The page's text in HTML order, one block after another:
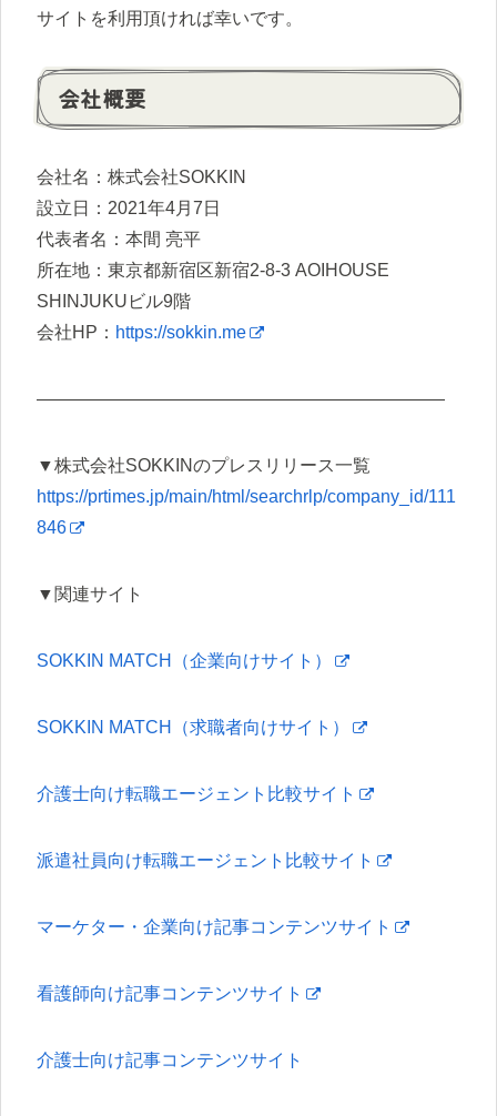
サイトを利用頂ければ幸いです。
会社概要
会社名：株式会社SOKKIN
設立日：2021年4月7日
代表者名：本間 亮平
所在地：東京都新宿区新宿2-8-3 AOIHOUSE
SHINJUKUビル9階
会社HP： https://sokkin.me
———————————————————————
▼株式会社SOKKINのプレスリリース一覧
https://prtimes.jp/main/html/searchrlp/company_id/111
846
▼関連サイト
SOKKIN MATCH（企業向けサイト）
SOKKIN MATCH（求職者向けサイト）
介護士向け転職エージェント比較サイト
派遣社員向け転職エージェント比較サイト
マーケター・企業向け記事コンテンツサイト
看護師向け記事コンテンツサイト
介護士向け記事コンテンツサイト